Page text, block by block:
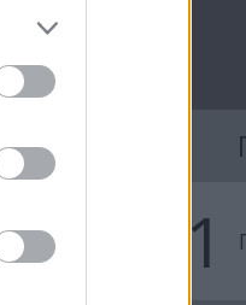
ξημερωμένοι
(2010-11)
1